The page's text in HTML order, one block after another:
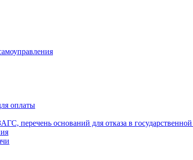
оплаты
перечень оснований для отказа в